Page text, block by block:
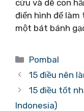
cừu và dê con
điển hình để
một bát bánh
Danh
mục
Pombal
15 điều nên
15 điều tốt
Indonesia)